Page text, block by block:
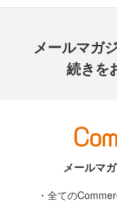
メールマガ
続きを
メールマ
・全ての